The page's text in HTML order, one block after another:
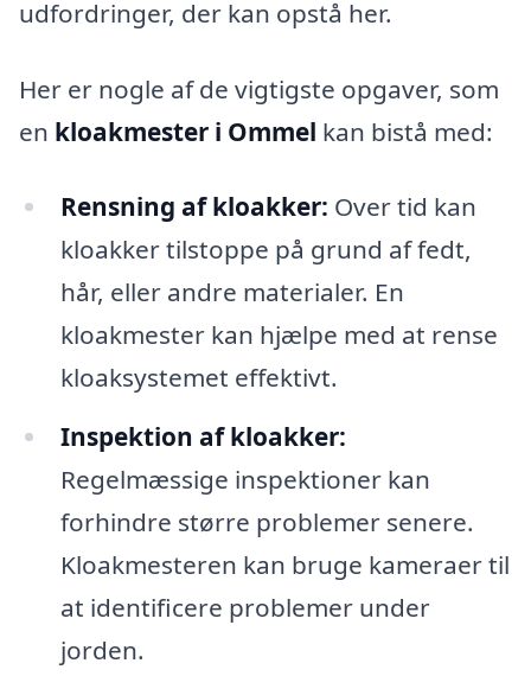
udfordringer, der kan opstå her.
Her er nogle af de vigtigste opgaver, som
en kloakmester i Ommel kan bistå med:
Rensning af kloakker: Over tid kan
kloakker tilstoppe på grund af fedt,
hår, eller andre materialer. En
kloakmester kan hjælpe med at rense
kloaksystemet effektivt.
Inspektion af kloakker:
Regelmæssige inspektioner kan
forhindre større problemer senere.
Kloakmesteren kan bruge kameraer til
at identificere problemer under
jorden.